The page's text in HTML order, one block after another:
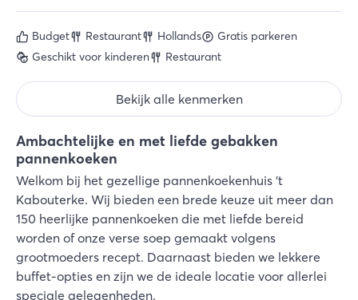
Ambachtelijke en met liefde gebakken
pannenkoeken
Welkom bij het gezellige pannenkoekenhuis 't
Kabouterke. Wij bieden een brede keuze uit meer dan
150 heerlijke pannenkoeken die met liefde bereid
worden of onze verse soep gemaakt volgens
grootmoeders recept. Daarnaast bieden we lekkere
buffet-opties en zijn we de ideale locatie voor allerlei
speciale gelegenheden.
Budget Restaurant Hollands
Gratis parkeren
Geschikt voor kinderen
Restaurant
Bekijk alle kenmerken